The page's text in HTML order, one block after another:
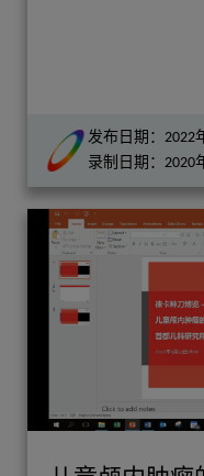
发布日期：2022
录制日期：2020